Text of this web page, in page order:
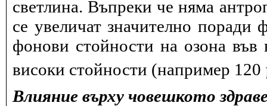
светлина. Въпреки че няма
се увеличат значително
фонови стойности на озона
високи стойности (например 120
Влияние върху човешкото